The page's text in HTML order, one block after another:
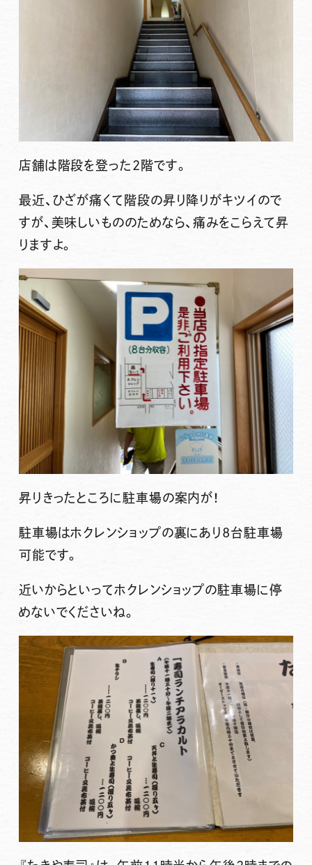
店舗は階段を登った2階です。
最近、ひざが痛くて階段の昇り降りがキツイので
すが、美味しいもののためなら、痛みをこらえて昇
りますよ。
昇りきったところに駐車場の案内が！
駐車場はホクレンショップの裏にあり8台駐車場
可能です。
近いからといってホクレンショップの駐車場に停
めないでくださいね。